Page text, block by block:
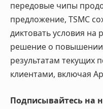
передовые чипы
предложение, TSMC
диктовать условия на
решение о повышении
результатам текущих
клиентами, включая
Подписывайтесь на